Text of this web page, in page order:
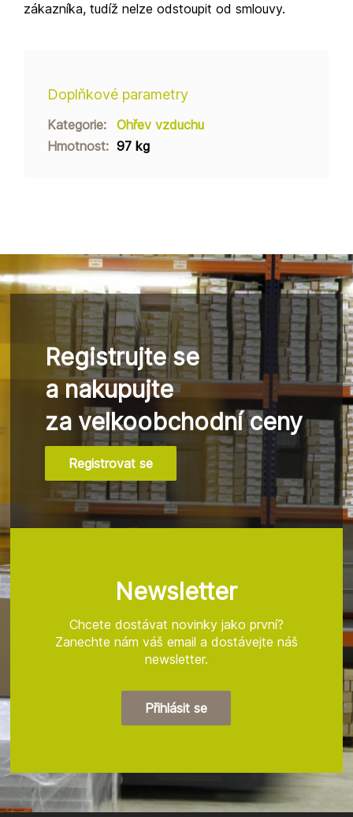
zákazníka, tudíž nelze odstoupit od smlouvy.
Doplňkové parametry
Kategorie:
Ohřev vzduchu
Hmotnost: 97 kg
á
p
a
t
í
Registrujte se
a nakupujte
za velkoobchodní ceny
Registrovat se
Newsletter
Chcete dostávat novinky jako první?
Zanechte nám váš email a dostávejte náš
newsletter.
Přihlásit se